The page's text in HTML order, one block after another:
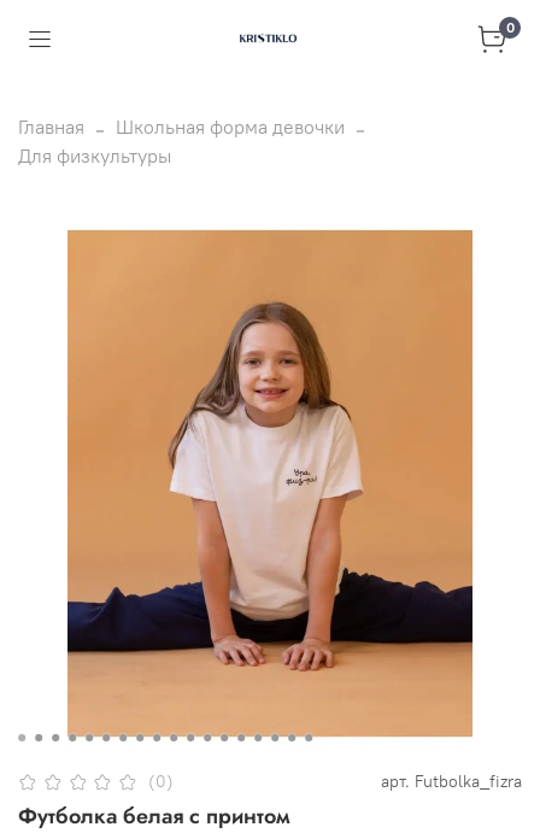
0
Главная
Школьная форма девочки
Для физкультуры
(0) арт. Futbolka_fizra
Футболка белая с принтом